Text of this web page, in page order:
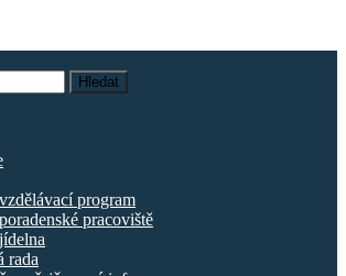
program
pracoviště
rada